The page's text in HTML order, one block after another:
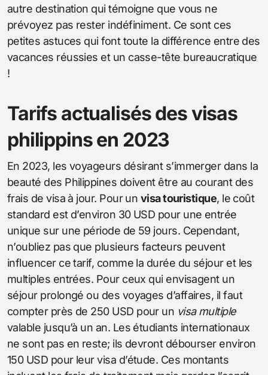
autre destination qui témoigne que vous ne
prévoyez pas rester indéfiniment. Ce sont ces
petites astuces qui font toute la différence entre des
vacances réussies et un casse-tête bureaucratique
!
Tarifs actualisés des visas
philippins en 2023
En 2023, les voyageurs désirant s’immerger dans la
beauté des Philippines doivent être au courant des
frais de visa à jour. Pour un visa touristique, le coût
standard est d’environ 30 USD pour une entrée
unique sur une période de 59 jours. Cependant,
n’oubliez pas que plusieurs facteurs peuvent
influencer ce tarif, comme la durée du séjour et les
multiples entrées. Pour ceux qui envisagent un
séjour prolongé ou des voyages d’affaires, il faut
compter près de 250 USD pour un visa multiple
valable jusqu’à un an. Les étudiants internationaux
ne sont pas en reste; ils devront débourser environ
150 USD pour leur visa d’étude. Ces montants